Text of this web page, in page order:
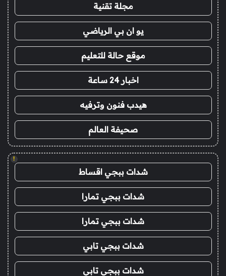
مجلة تقنية
يو ان بي الرياضي
موقع حالة للتعليم
اخبار 24 ساعة
هيدب فنون وترفيه
صحيفة العالم
!
شدات ببجي اقساط
شدات ببجي تمارا
شدات ببجي تمارا
شدات ببجي تابي
شدات ببجي تابي